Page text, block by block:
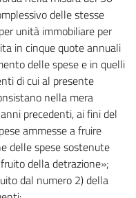
delle stesse
unità immobiliare per
in cinque quote annuali
delle spese e in quelli
di cui al presente
nella mera
precedenti, ai fini del
ammesse a fruire
delle spese sostenute
della detrazione»;
dal numero 2) della